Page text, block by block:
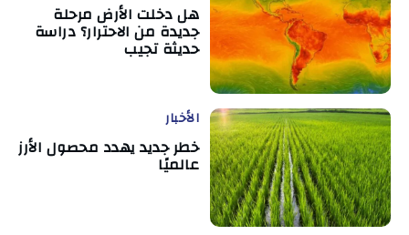
هل دخلت الأرض مرحلة
جديدة من الاحترار؟ دراسة
حديثة تجيب
الأخبار
خطر جديد يهدد محصول الأرز
عالميًا